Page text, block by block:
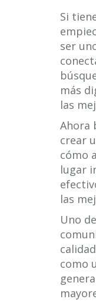
Si
ser
más
las
Ahora
crear
cómo
lugar
las
Uno
como